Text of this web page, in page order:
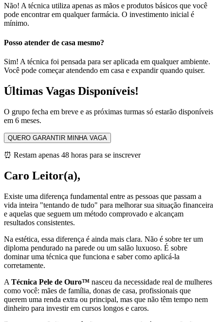
Não! A técnica utiliza apenas as mãos e produtos básicos que você
pode encontrar em qualquer farmácia. O investimento inicial é
mínimo.
Posso atender de casa mesmo?
Sim! A técnica foi pensada para ser aplicada em qualquer ambiente.
Você pode começar atendendo em casa e expandir quando quiser.
Últimas Vagas Disponíveis!
O grupo fecha em breve e as próximas turmas só estarão disponíveis
em 6 meses.
QUERO GARANTIR MINHA VAGA
⏰ Restam apenas 48 horas para se inscrever
Caro Leitor(a),
Existe uma diferença fundamental entre as pessoas que passam a
vida inteira "tentando de tudo" para melhorar sua situação financeira
e aquelas que seguem um método comprovado e alcançam
resultados consistentes.
Na estética, essa diferença é ainda mais clara. Não é sobre ter um
diploma pendurado na parede ou um salão luxuoso. É sobre
dominar uma técnica que funciona e saber como aplicá-la
corretamente.
A Técnica Pele de Ouro™ nasceu da necessidade real de mulheres
como você: mães de família, donas de casa, profissionais que
querem uma renda extra ou principal, mas que não têm tempo nem
dinheiro para investir em cursos longos e caros.